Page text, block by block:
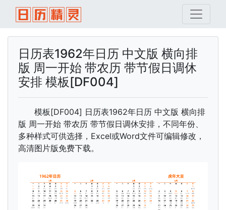
日历表1962年日历 中文版 横向排
版 周一开始 带农历 带节假日调休
安排 模板[DF004]
模板[DF004] 日历表1962年日历 中文版 横向排
版 周一开始 带农历 带节假日调休安排，不同年份、
多种样式可供选择，Excel或Word文件可编辑修改，
高清图片版免费下载。